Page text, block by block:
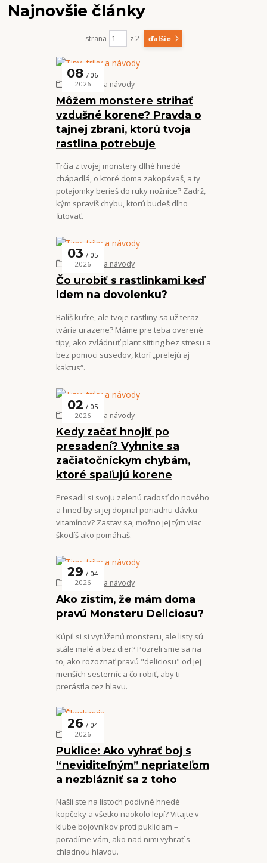
Najnovšie články
strana z 2 ďalšie
Môžem monstere strihať
vzdušné korene? Pravda o
tajnej zbrani, ktorú tvoja
rastlina potrebuje
08
06
2026
Tipy, triky a návody
Trčia z tvojej monstery dlhé hnedé
chápadlá, o ktoré doma zakopávaš, a ty
potajomky berieš do ruky nožnice? Zadrž,
kým spravíš chybu, ktorú budeš dlho
ľutovať.
Čo urobiť s rastlinkami keď
idem na dovolenku?
03
05
2026
Tipy, triky a návody
Balíš kufre, ale tvoje rastliny sa už teraz
tvária urazene? Máme pre teba overené
tipy, ako zvládnuť plant sitting bez stresu a
bez pomoci susedov, ktorí „prelejú aj
kaktus“.
Kedy začať hnojiť po
presadení? Vyhnite sa
začiatočníckym chybám,
ktoré spaľujú korene
02
05
2026
Tipy, triky a návody
Presadil si svoju zelenú radosť do nového
a hneď by si jej doprial poriadnu dávku
vitamínov? Zastav sa, možno jej tým viac
škodíš ako pomáhaš.
Ako zistím, že mám doma
pravú Monsteru Deliciosu?
29
04
2026
Tipy, triky a návody
Kúpil si si vytúženú monsteru, ale listy sú
stále malé a bez dier? Pozreli sme sa na
to, ako rozoznať pravú "deliciosu" od jej
menších sesterníc a čo robiť, aby ti
prerástla cez hlavu.
Puklice: Ako vyhrať boj s
“neviditeľným” nepriateľom
a nezblázniť sa z toho
26
04
2026
Škodcovia
Našli ste na listoch podivné hnedé
kopčeky a všetko naokolo lepí? Vitajte v
klube bojovníkov proti pukliciam –
poradíme vám, ako nad nimi vyhrať s
chladnou hlavou.